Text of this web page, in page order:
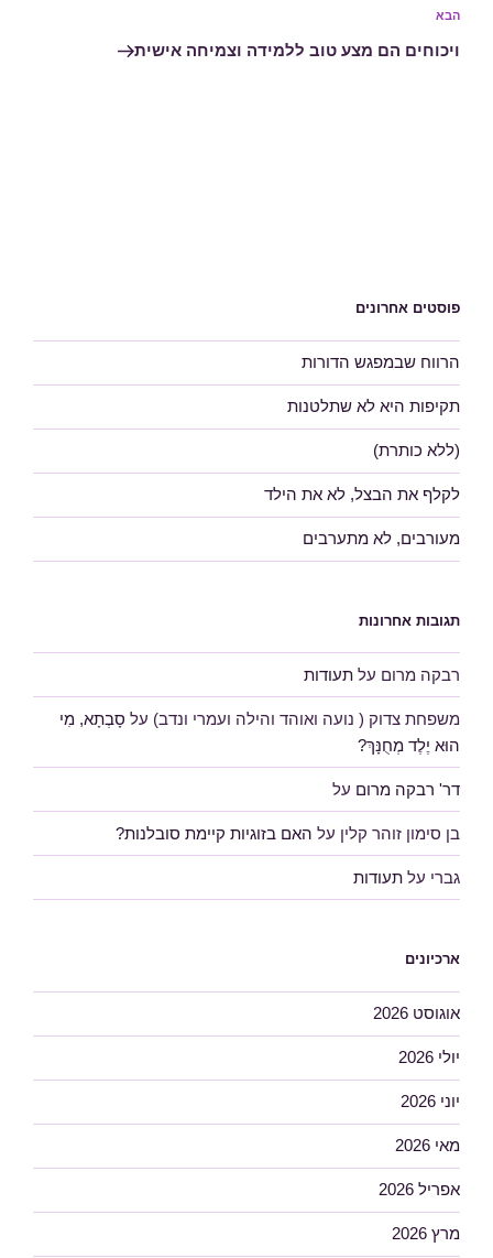
הפוסט
הבא
הבא
ויכוחים הם מצע טוב ללמידה וצמיחה אישית
פוסטים אחרונים
הרווח שבמפגש הדורות
תקיפות היא לא שתלטנות
(ללא כותרת)
לקלף את הבצל, לא את הילד
מעורבים, לא מתערבים
תגובות אחרונות
רבקה מרום על תעודות
משפחת צדוק ( נועה ואוהד והילה ועמרי ונדב) על סָבְתָא, מִי
הוּא יֶלֶד מְחֻנָּךְ?
דר' רבקה מרום על
בן סימון זוהר קלין על האם בזוגיות קיימת סובלנות?
גברי על תעודות
ארכיונים
אוגוסט 2026
יולי 2026
יוני 2026
מאי 2026
אפריל 2026
מרץ 2026